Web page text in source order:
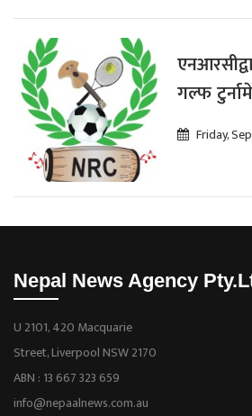
गल्फ
Friday,
Nepal News Agency
U 2101, 420 Macquarie
Street, Liverpool NSW 2170
ABN : 13 667 323 659
info@nepaalnews.com.au